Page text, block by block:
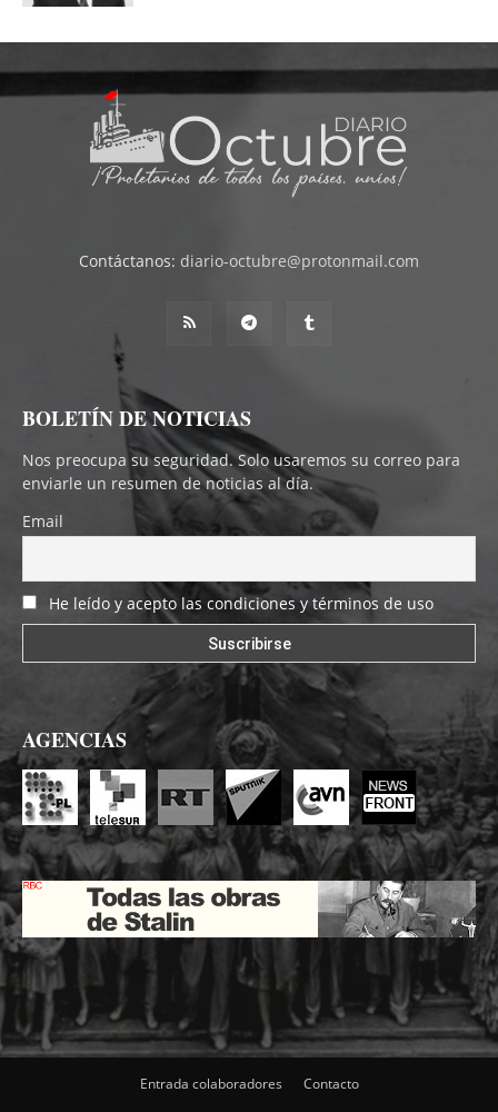
Contáctanos: diario-octubre@protonmail.com
BOLETÍN DE NOTICIAS
Nos preocupa su seguridad. Solo usaremos su correo para
enviarle un resumen de noticias al día.
Email
He leído y acepto las condiciones y términos de uso
AGENCIAS
Entrada colaboradores Contacto